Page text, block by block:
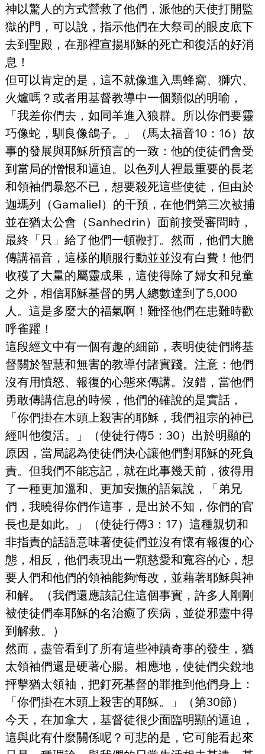
神以驚人的方式營救了他們，派他的天使打開監
獄的門，可以說，指示他們在大祭司的眼皮底下
去到聖殿，在那裡宣揚耶穌的死亡和復活的好消
息！
但可以肯定的是，這不就像進入馬蜂窩、獅穴、
火爐嗎？或者用基督教導中一個類似的明喻，
「我差你們去，如同羊進入狼群。所以你們要靈
巧像蛇，馴良像鴿子。」（馬太福音10：16）故
事的發展與耶穌所預言的一致：他的使徒們會受
到當局的憎恨和逼迫。以色列人裡最重要的長老
和領袖們暴怒不已，想要殺死這些使徒，但由於
迦瑪列（Gamaliel）的干預，在他們第三次被捕
並在猶太公會（Sanhedrin）面前接受審問時，
最終「只」給了他們一頓鞭打。然而，他們大膽
傳講福音，這樣的順服行動並並沒有白費！他們
收穫了大量的屬靈成果，這使得除了婦女和兒童
之外，相信耶穌基督的男人總數達到了5,000
人。這是多麼大的福氣啊！難怪他們在患難時歡
呼雀躍！
這段經文中有一個有趣的細節，表明使徒們將基
督關於智慧和無害的教導付諸實踐。注意：他們
沒有用憤怒、報復的心態來傳講。沒錯，當他們
勇敢傳講信息的時候，他們的確說的是實話，
「你們掛在木頭上殺害的耶穌，我們祖宗的神已
經叫他復活。」（使徒行傳5：30）出於明顯的
原因，當局認為使徒們決心讓他們對耶穌的死負
責。但我們不能忘記，就在此事幾天前，彼得用
了一種更加溫和、更加安撫的語氣說，「弟兄
們，我曉得你們作這事，是出於不知，你們的官
長也是如此。」（使徒行傳3：17）這種親切和
非指責的話語意味著使徒們並沒有懷有報復的心
態，相反，他們表現出一顆慈愛和寬容的心，想
要人們和他們的領袖能夠悔改，並藉著耶穌與神
和解。（我們還應該記住這個事實，許多人剛剛
被使徒們奉耶穌的名治癒了疾病，並從邪靈中得
到解救。）
然而，盡管看到了所有這些神蹟奇事的發生，猶
太領袖們還是硬著心腸。相應地，使徒們尖銳地
抨擊猶太領袖，把釘死基督的罪推到他們身上：
「你們掛在木頭上殺害的耶穌。」（第30節）
今天，在加拿大，基督徒很少面臨明顯的逼迫，
這與此有什麼關係呢？可悲的是，它可能看起來